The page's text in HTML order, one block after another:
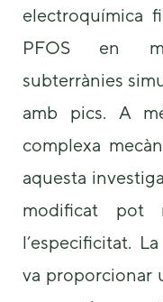
electroquímica
PFOS en
subterrànies
amb pics. A
complexa
aquesta
modificat pot
l’especificitat.
va proporcionar